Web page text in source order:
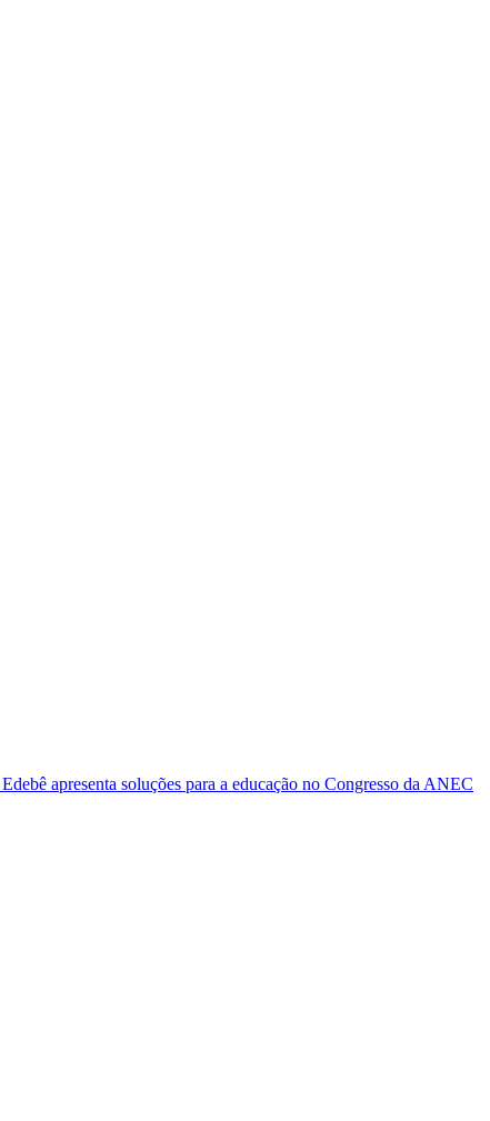
Edebê apresenta soluções para a educação no Congresso da ANEC